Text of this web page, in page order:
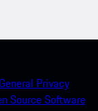
Privacy
Source Software